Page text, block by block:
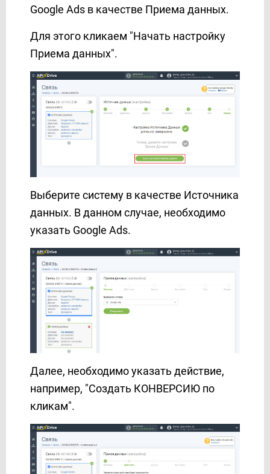
EVE.calls
FeedBlitz
Feedgee
Finmap
Freshdesk
Freshworks
Gist
Google Ads
Google Analytics 4
Google BigQuery
Google Calendar
Google Contacts
Google Drive
Google Sheets
GoReminders
HelpCrunch
HubSpot
Hunter.io
iCloud
Infobip
Instagram
Instantly
Google Ads в качестве Приема данных.
Для этого кликаем "Начать настройку
Приема данных".
Выберите систему в качестве Источника
данных. В данном случае, необходимо
указать Google Ads.
Далее, необходимо указать действие,
например, "Создать КОНВЕРСИЮ по
кликам".